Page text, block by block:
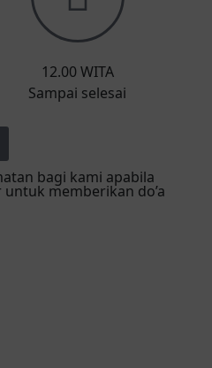
12.00 WITA
Sampai selesai
bagi kami apabila
memberikan do’a